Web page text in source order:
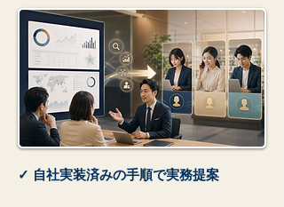
✓ 自社実装済みの手順で実務提案